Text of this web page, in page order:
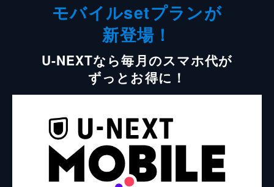
モバイルsetプランが
新登場！
U-NEXTなら毎月のスマホ代が
ずっとお得に！